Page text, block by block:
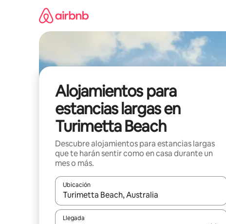
Alojamientos para
estancias largas en
Turimetta Beach
Descubre alojamientos para estancias largas
que te harán sentir como en casa durante un
mes o más.
Ubicación
Cuando los resultados estén disponibles, podrás
Llegada